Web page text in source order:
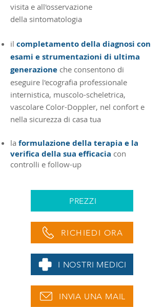
visita e all'osservazione
della sintomatologia
il completamento della diagnosi con
esami e strumentazioni di ultima
generazione che consentono di
eseguire l'ecografia professionale
internistica, muscolo-scheletrica,
vascolare Color-Doppler, nel confort e
nella sicurezza di casa tua
la formulazione della terapia e la
verifica della sua efficacia con
controlli e follow-up
PREZZI
RICHIEDI ORA
I NOSTRI MEDICI
INVIA UNA MAIL